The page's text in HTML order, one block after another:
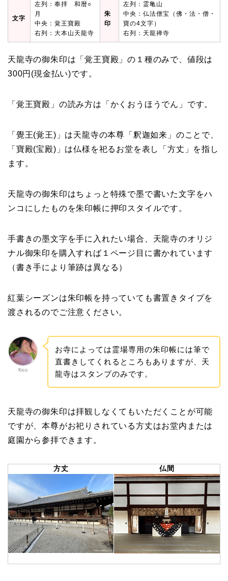
文字
左列：奉拝 和暦○
月
中央：覚王寶殿
右列：大本山天龍寺
朱
印
左列：霊亀山
中央：仏法僧宝（佛・法・僧・
寶の4文字）
右列：天龍禅寺
天龍寺の御朱印は「覚王寶殿」の１種のみで、値段は
300円(現金払い)です。
「覚王寶殿」の読み方は「かくおうほうでん」です。
「覺王(覚王)」は天龍寺の本尊「釈迦如来」のことで、
「寶殿(宝殿)」は仏様を祀るお堂を表し「方丈」を指し
ます。
天龍寺の御朱印はちょっと特殊で墨で書いた文字をハ
ンコにしたものを朱印帳に押印スタイルです。
手書きの墨文字を手に入れたい場合、天龍寺のオリジ
ナル御朱印を購入すれば１ページ目に書かれています
（書き手により筆跡は異なる）
紅葉シーズンは朱印帳を持っていても書置きタイプを
渡されるのでご注意ください。
Kico
お寺によっては霊場専用の朱印帳には筆で
直書きしてくれるところもありますが、天
龍寺はスタンプのみです。
天龍寺の御朱印は拝観しなくてもいただくことが可能
ですが、本尊がお祀りされている方丈はお堂内または
庭園から参拝できます。
方丈 仏間